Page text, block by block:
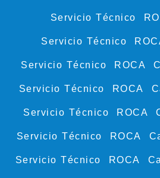
Servicio Técnico
Servicio Técnico
Servicio Técnico ROCA
Servicio Técnico ROCA
Servicio Técnico ROCA
Servicio Técnico ROCA
Servicio Técnico ROCA